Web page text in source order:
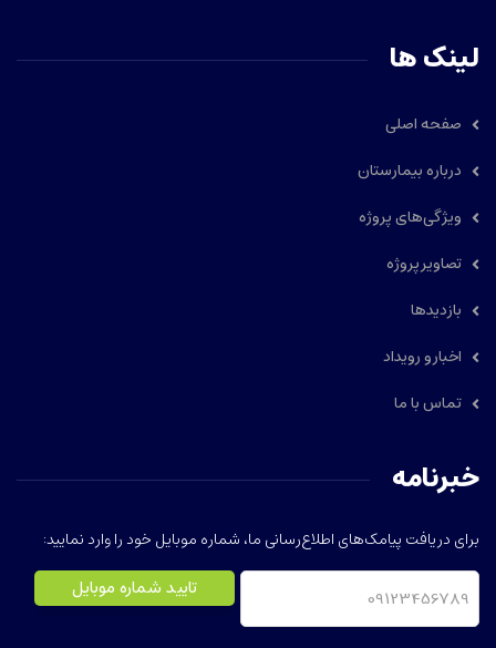
لینک ها
صفحه اصلی
درباره بیمارستان
ویژگی‌های پروژه
تصاویر پروژه
بازدیدها
اخبار و رویداد
تماس با ما
خبرنامه
برای دریافت پیامک‌های اطلاع‌رسانی ما، شماره موبایل خود را وارد نمایید: